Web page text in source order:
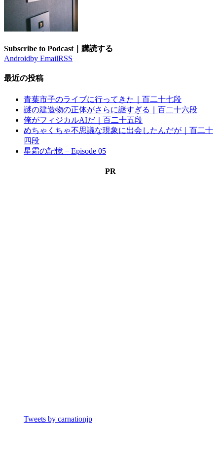
Subscribe to Podcast｜購読する
Androidby EmailRSS
最近の投稿
青葉市子のライブに行ってきた｜百二十七段
謎の建造物の正体がさらに謎すぎる｜百二十六段
俺がフィジカルAIだ｜百二十五段
めちゃくちゃ不思議な現象に出会したんだが｜百二十
四段
星霜の記憶 – Episode 05
PR
Tweets by carnationjp